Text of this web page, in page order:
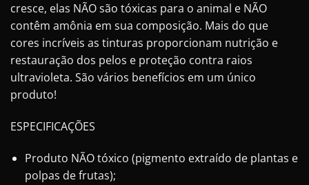
cresce, elas NÃO são tóxicas para o animal e NÃO
contêm amônia em sua composição. Mais do que
cores incríveis as tinturas proporcionam nutrição e
restauração dos pelos e proteção contra raios
ultravioleta. São vários benefícios em um único
produto!
ESPECIFICAÇÕES
Produto NÃO tóxico (pigmento extraído de plantas e
polpas de frutas);